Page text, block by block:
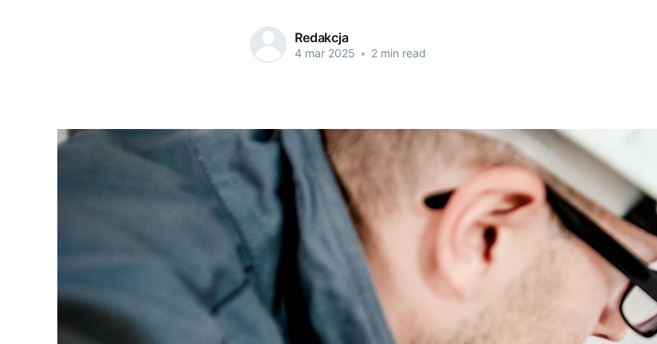
Redakcja
4 mar 2025 • 2 min read